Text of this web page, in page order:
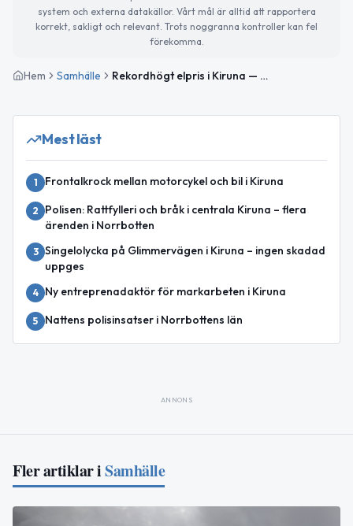
system och externa datakällor. Vårt mål är alltid att rapportera
korrekt, sakligt och relevant. Trots noggranna kontroller kan fel
förekomma.
Hem Samhälle Rekordhögt elpris i Kiruna — periodens högsta
Mest läst
1 Frontalkrock mellan motorcykel och bil i Kiruna
2
Polisen: Rattfylleri och bråk i centrala Kiruna – flera
ärenden i Norrbotten
3 Singelolycka på Glimmervägen i Kiruna – ingen skadad
uppges
4 Ny entreprenadaktör för markarbeten i Kiruna
5 Nattens polisinsatser i Norrbottens län
ANNONS
Fler artiklar iSamhälle